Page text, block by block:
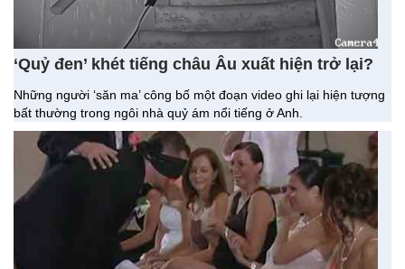
‘Quỷ đen’ khét tiếng châu Âu xuất hiện trở lại?
Những người ‘săn ma’ công bố một đoạn video ghi lại hiện tượng
bất thường trong ngôi nhà quỷ ám nổi tiếng ở Anh.